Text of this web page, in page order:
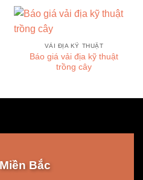
VẢI ĐỊA KỸ THUẬT
Báo giá vải địa kỹ thuật
trồng cây
Bắc